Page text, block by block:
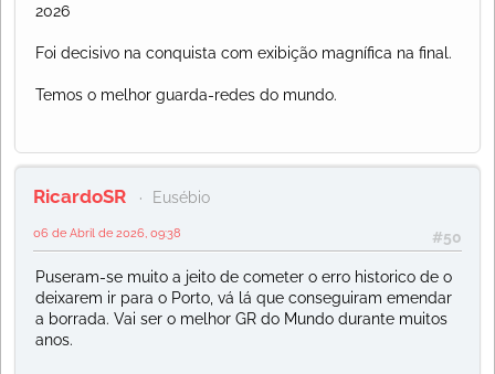
2026
Foi decisivo na conquista com exibição magnífica na final.
Temos o melhor guarda-redes do mundo.
RicardoSR Eusébio
#50
06 de Abril de 2026, 09:38
Puseram-se muito a jeito de cometer o erro historico de o
deixarem ir para o Porto, vá lá que conseguiram emendar
a borrada. Vai ser o melhor GR do Mundo durante muitos
anos.